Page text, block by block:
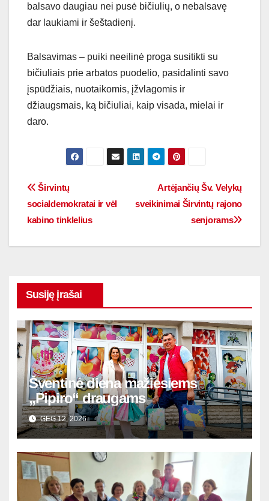
balsavo daugiau nei pusė bičiulių, o nebalsavę
dar laukiami ir šeštadienį.
Balsavimas – puiki neeilinė proga susitikti su
bičiuliais prie arbatos puodelio, pasidalinti savo
įspūdžiais, nuotaikomis, įžvlagomis ir
džiaugsmais, ką bičiuliai, kaip visada, mielai ir
daro.
Artėjančių Šv. Velykų
sveikinimai Širvintų rajono
senjorams
Širvintų
socialdemokratai ir vėl
kabino tinklelius
Susiję įrašai
Šventinė diena mažiesiems
„Pipiro“ draugams
GEG 12, 2026